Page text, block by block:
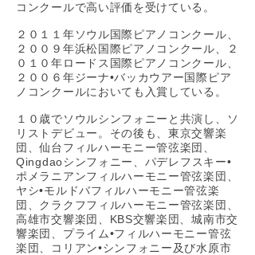
コンクールで高い評価を受けている。
２０１１年ソウル国際ピアノコンクール、
２００９年浜松国際ピアノコンクール、２
０１０年ロードス国際ピアノコンクール、
２００６年ジーナ•バッカウアー国際ピア
ノコンクールにおいても入賞している。
１０歳でソウルシンフォニーと共演し、ソ
リストデビュー。その後も、東京交響楽
団、仙台フィルハーモニー管弦楽団、
Qingdaoシンフォニー、パデレフスキー•
ポメラニアンフィルハーモニー管弦楽団、
ヤシ•モルドバフィルハーモニー管弦楽
団、クラクフフィルハーモニー管弦楽団、
高雄市交響楽団、KBS交響楽団、城南市交
響楽団、プライム•フィルハーモニー管弦
楽団、コリアン•シンフォニー及び水原市